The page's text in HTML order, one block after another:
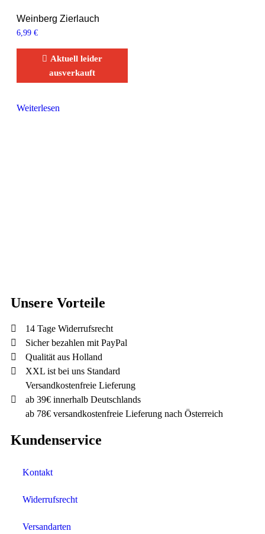
Weinberg Zierlauch
6,99 €
Aktuell leider
ausverkauft
Weiterlesen
Unsere Vorteile
14 Tage Widerrufsrecht
Sicher bezahlen mit PayPal
Qualität aus Holland
XXL ist bei uns Standard
Versandkostenfreie Lieferung
ab 39€ innerhalb Deutschlands
ab 78€ versandkostenfreie Lieferung nach Österreich
Kundenservice
Kontakt
Widerrufsrecht
Versandarten